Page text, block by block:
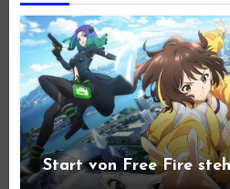
Start von Free Fire